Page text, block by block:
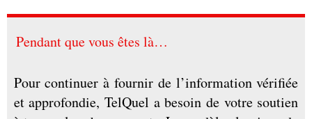
Pendant que vous êtes là…
Pour continuer à fournir de l’information vérifiée
et approfondie, TelQuel a besoin de votre soutien